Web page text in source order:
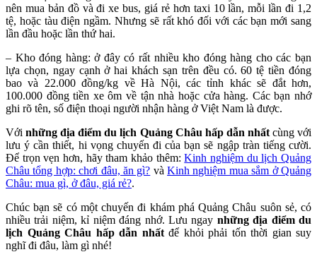
nên mua bản đồ và đi xe bus, giá rẻ hơn taxi 10 lần, mỗi lần đi 1,2
tệ, hoặc tàu điện ngầm. Nhưng sẽ rất khó đối với các bạn mới sang
lần đầu hoặc lần thứ hai.
– Kho đóng hàng: ở đây có rất nhiều kho đóng hàng cho các bạn
lựa chọn, ngay cạnh ở hai khách sạn trên đều có. 60 tệ tiền đóng
bao và 22.000 đồng/kg về Hà Nội, các tỉnh khác sẽ đắt hơn,
100.000 đồng tiền xe ôm về tận nhà hoặc cửa hàng. Các bạn nhớ
ghi rõ tên, số điện thoại người nhận hàng ở Việt Nam là được.
Vớinhững địa điểm du lịch Quảng Châu hấp dẫn nhấtcùng với
lưu ý cần thiết, hi vọng chuyến đi của bạn sẽ ngập tràn tiếng cười.
Để trọn vẹn hơn, hãy tham khảo thêm:Kinh nghiệm du lịch Quảng
Châu tổng hợp: chơi đâu, ăn gì? vàKinh nghiệm mua sắm ở Quảng
Châu: mua gì, ở đâu, giá rẻ?.
Chúc bạn sẽ có một chuyến đi khám phá Quảng Châu suôn sẻ, có
nhiều trải niệm, kỉ niệm đáng nhớ. Lưu ngay những địa điểm du
lịch Quảng Châu hấp dẫn nhất để khỏi phải tốn thời gian suy
nghĩ đi đâu, làm gì nhé!